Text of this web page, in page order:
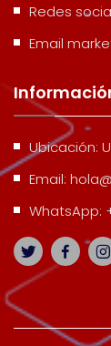
Redes
Email
Ubicación:
Email:
WhatsApp: